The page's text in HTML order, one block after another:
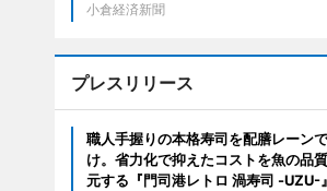
小倉経済新聞
プレスリリース
職人手握りの本格寿司を配膳レーン
け。省力化で抑えたコストを魚の品
元する『門司港レトロ 渦寿司 -UZU-